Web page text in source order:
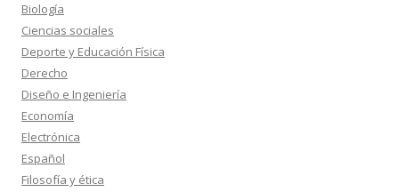
Biología
Ciencias sociales
Deporte y Educación Física
Derecho
Diseño e Ingeniería
Economía
Electrónica
Español
Filosofía y ética